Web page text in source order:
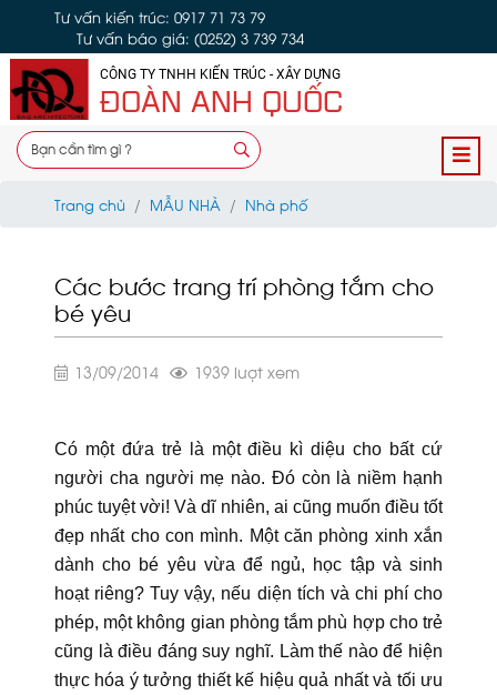
Tư vấn kiến trúc: 0917 71 73 79
Tư vấn báo giá: (0252) 3 739 734
CÔNG TY TNHH KIẾN TRÚC - XÂY DỰNG
ĐOÀN ANH QUỐC
Trang chủ MẪU NHÀ Nhà phố
Các bước trang trí phòng tắm cho
bé yêu
13/09/2014 1939 lượt xem
Có một đứa trẻ là một điều kì diệu cho bất cứ
người cha người mẹ nào. Đó còn là niềm hạnh
phúc tuyệt vời! Và dĩ nhiên, ai cũng muốn điều tốt
đẹp nhất cho con mình. Một căn phòng xinh xắn
dành cho bé yêu vừa để ngủ, học tập và sinh
hoạt riêng? Tuy vậy, nếu diện tích và chi phí cho
phép, một không gian phòng tắm phù hợp cho trẻ
cũng là điều đáng suy nghĩ. Làm thế nào để hiện
thực hóa ý tưởng thiết kế hiệu quả nhất và tối ưu